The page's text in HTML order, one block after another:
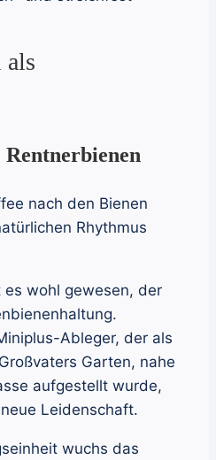
als
nach den Bienen
Rhythmus
es wohl gewesen, der
Ableger, der als
Garten, nahe
aufgestellt wurde,
Leidenschaft.
wuchs das